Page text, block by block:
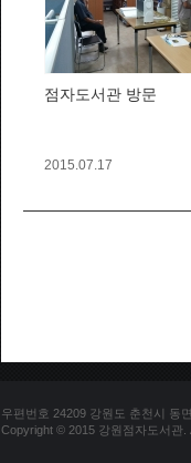
점자도서관 방문
2015.07.17
우편번호 24209 강원도 춘천시 동
Copyright © 2015 강원점자도서관.